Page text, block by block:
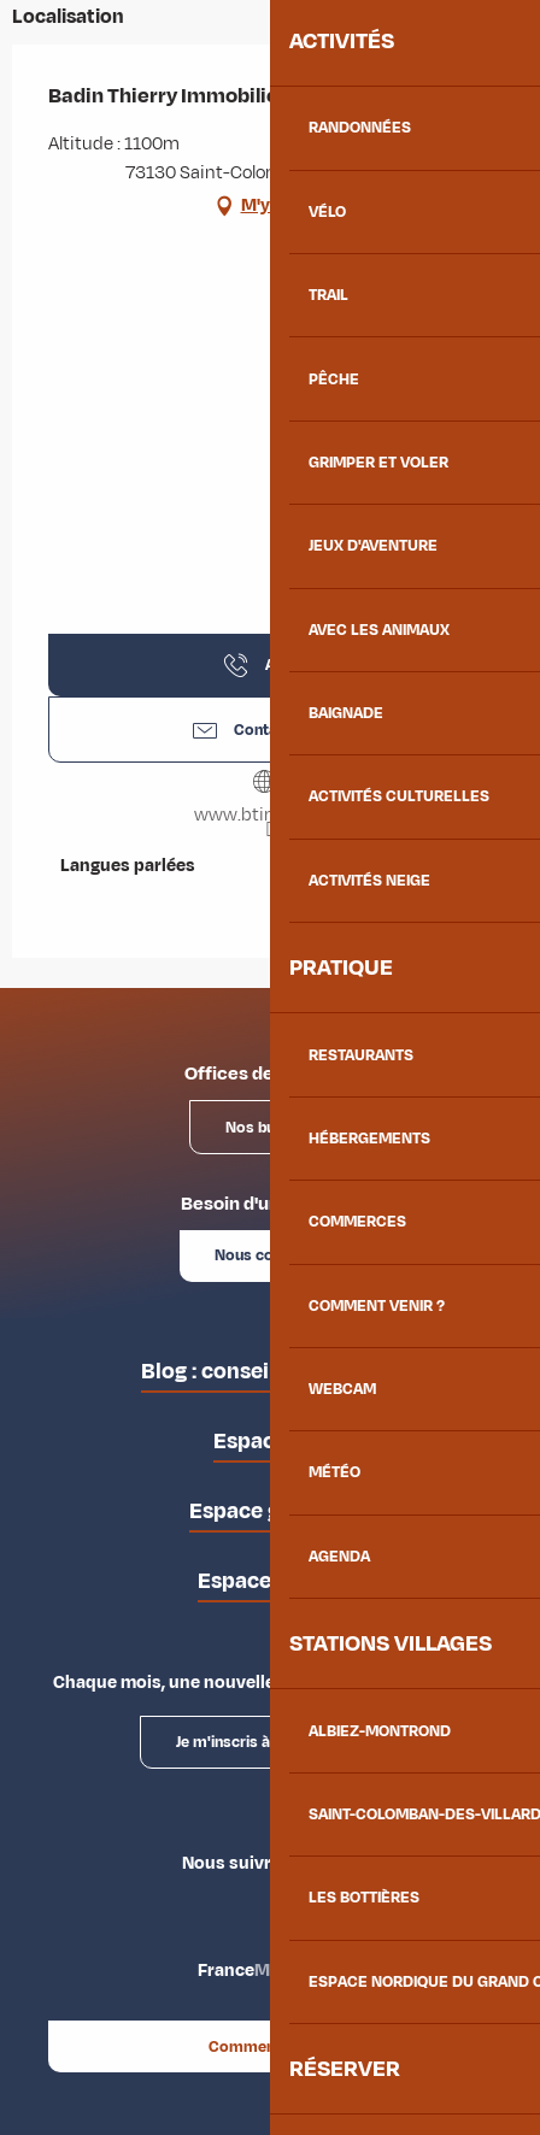
ACTIVITÉS
RANDONNÉES
VÉLO
TRAIL
PÊCHE
GRIMPER ET VOLER
JEUX D'AVENTURE
AVEC LES ANIMAUX
BAIGNADE
ACTIVITÉS CULTURELLES
ACTIVITÉS NEIGE
PRATIQUE
RESTAURANTS
HÉBERGEMENTS
COMMERCES
COMMENT VENIR ?
WEBCAM
MÉTÉO
AGENDA
STATIONS VILLAGES
ALBIEZ-MONTROND
SAINT-COLOMBAN-DES-
LES BOTTIÈRES
ESPACE NORDIQUE DU GRAND
RÉSERVER
Localisation
Badin Thierry Immobilier
Altitude : 1100m
73130 Saint-Colomban-des-Villards
M'y rendre
Appeler
Contactez-nous
www.btimmo.com
Langues parlées
Langues parlées
Offices de tourisme
Nos bureaux
Besoin d'un conseil ?
Nous contacter
Blog : conseils des locaux
Espace pro
Espace groupes
Espace presse
Chaque mois, une nouvelle façon d'explorer la vallée.
Je m'inscris à la newsletter
Nous suivre
FranceMaurienne
Comment venir ?